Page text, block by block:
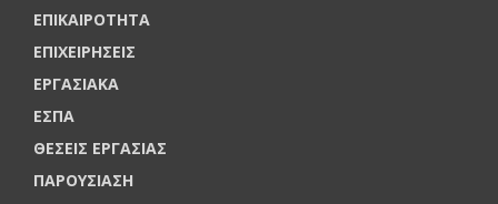
ΕΠΙΚΑΙΡΟΤΗΤΑ
ΕΠΙΧΕΙΡΗΣΕΙΣ
ΕΡΓΑΣΙΑΚΑ
ΕΣΠΑ
ΘΕΣΕΙΣ ΕΡΓΑΣΙΑΣ
ΠΑΡΟΥΣΙΑΣΗ